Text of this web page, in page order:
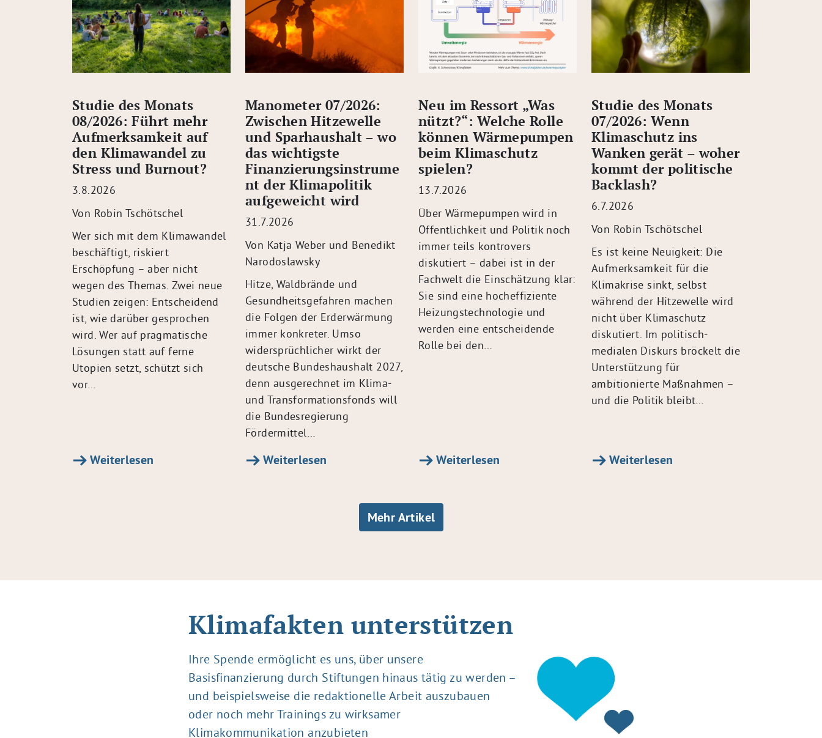
Studie des Monats
08/2026: Führt mehr
Aufmerksamkeit auf
den Klimawandel zu
Stress und Burnout?
3.8.2026
Von Robin Tschötschel
Wer sich mit dem Klimawandel
beschäftigt, riskiert
Erschöpfung – aber nicht
wegen des Themas. Zwei neue
Studien zeigen: Entscheidend
ist, wie darüber gesprochen
wird. Wer auf pragmatische
Lösungen statt auf ferne
Utopien setzt, schützt sich
vor…
Weiterlesen
Manometer 07/2026:
Zwischen Hitzewelle
und Sparhaushalt – wo
das wichtigste
Finanzierungsinstrume
nt der Klimapolitik
aufgeweicht wird
31.7.2026
Von Katja Weber und Benedikt
Narodoslawsky
Hitze, Waldbrände und
Gesundheitsgefahren machen
die Folgen der Erderwärmung
immer konkreter. Umso
widersprüchlicher wirkt der
deutsche Bundeshaushalt 2027,
denn ausgerechnet im Klima-
und Transformationsfonds will
die Bundesregierung
Fördermittel…
Weiterlesen
Neu im Ressort „Was
nützt?“: Welche Rolle
können Wärmepumpen
beim Klimaschutz
spielen?
13.7.2026
Über Wärmepumpen wird in
Öffentlichkeit und Politik noch
immer teils kontrovers
diskutiert – dabei ist in der
Fachwelt die Einschätzung klar:
Sie sind eine hocheffiziente
Heizungstechnologie und
werden eine entscheidende
Rolle bei den…
Weiterlesen
Studie des Monats
07/2026: Wenn
Klimaschutz ins
Wanken gerät – woher
kommt der politische
Backlash?
6.7.2026
Von Robin Tschötschel
Es ist keine Neuigkeit: Die
Aufmerksamkeit für die
Klimakrise sinkt, selbst
während der Hitzewelle wird
nicht über Klimaschutz
diskutiert. Im politisch-
medialen Diskurs bröckelt die
Unterstützung für
ambitionierte Maßnahmen –
und die Politik bleibt…
Weiterlesen
Mehr Artikel
Klimafakten unterstützen
Ihre Spende ermöglicht es uns, über unsere
Basisfinanzierung durch Stiftungen hinaus tätig zu werden –
und beispielsweise die redaktionelle Arbeit auszubauen
oder noch mehr Trainings zu wirksamer
Klimakommunikation anzubieten